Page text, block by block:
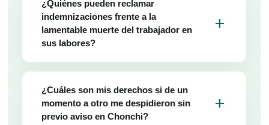
¿Quiénes pueden reclamar
indemnizaciones frente a la
lamentable muerte del trabajador en
sus labores?
add
¿Cuáles son mis derechos si de un
momento a otro me despidieron sin
previo aviso en Chonchi?
add